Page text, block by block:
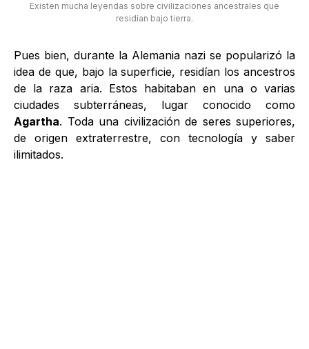
Existen mucha leyendas sobre civilizaciones ancestrales que
residían bajo tierra.
Pues bien, durante la Alemania nazi se popularizó la
idea de que, bajo la superficie, residían los ancestros
de la raza aria. Estos habitaban en una o varias
ciudades subterráneas, lugar conocido como
Agartha. Toda una civilización de seres superiores,
de origen extraterrestre, con tecnología y saber
ilimitados.